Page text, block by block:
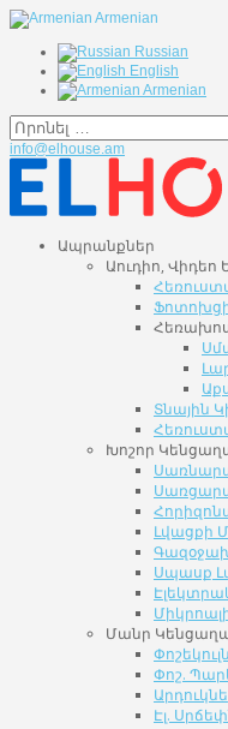
Armenian
Russian
English
Armenian
info@elhouse.am
Ապրանքներ
Աուդիո,
Տնային
Խոշոր
Լվացքի
Սպասք
Մանր
Փոշ.
Էլ.